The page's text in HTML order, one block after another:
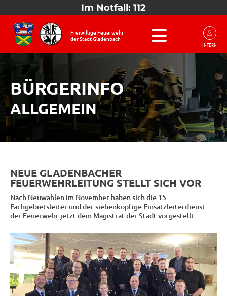
Im Notfall: 112
Freiwillige Feuerwehr
der Stadt Gladenbach
INTERN
BÜRGERINFO
ALLGEMEIN
NEUE GLADENBACHER
FEUERWEHRLEITUNG STELLT SICH VOR
Nach Neuwahlen im November haben sich die 15
Fachgebietsleiter und der siebenköpfige Einsatzleiterdienst
der Feuerwehr jetzt dem Magistrat der Stadt vorgestellt.